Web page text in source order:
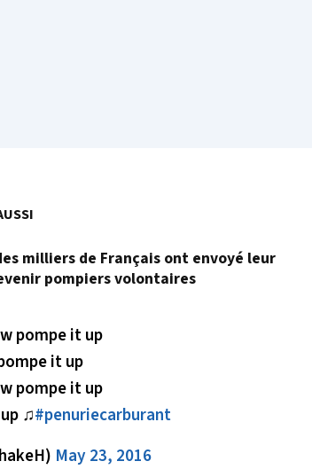
milliers de Français ont envoyé leur
pompiers volontaires
pompe it up
it up
pompe it up
♫#penuriecarburant
May 23, 2016